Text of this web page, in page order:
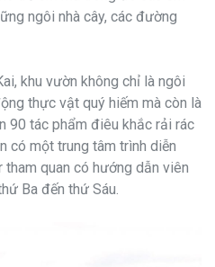
ngôi nhà cây, các đường
khu vườn không chỉ là ngôi
thực vật quý hiếm mà còn là
90 tác phẩm điêu khắc rải rác
có một trung tâm trình diễn
quan có hướng dẫn viên
Ba đến thứ Sáu.